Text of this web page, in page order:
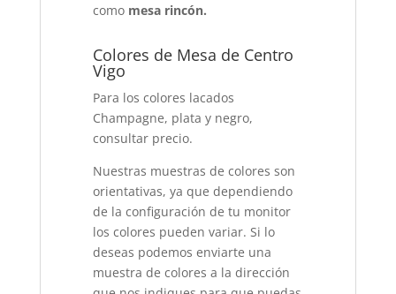
como mesa rincón.
Colores de Mesa de Centro
Vigo
Para los colores lacados
Champagne, plata y negro,
consultar precio.
Nuestras muestras de colores son
orientativas, ya que dependiendo
de la configuración de tu monitor
los colores pueden variar. Si lo
deseas podemos enviarte una
muestra de colores a la dirección